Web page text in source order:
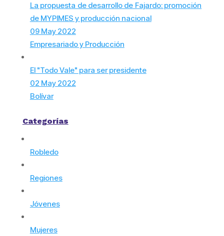
La propuesta de desarrollo de Fajardo: promoción
de MYPIMES y producción nacional
09 May 2022
Empresariado y Producción
El "Todo Vale" para ser presidente
02 May 2022
Bolívar
Categorías
Robledo
Regiones
Jóvenes
Mujeres